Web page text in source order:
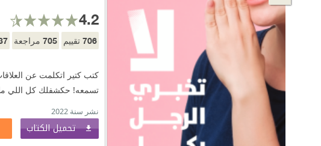
4.2
706 تقييم 705 مراجعة
كتب كتير اتكلمت عن
تسمعه! حكشفلك كل اللي
نشر سنة 2022
تحميل الكتاب